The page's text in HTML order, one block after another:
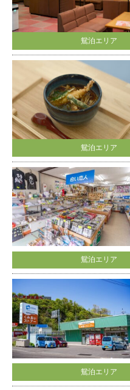
鴛泊エリア
鴛泊エリア
鴛泊エリア
鴛泊エリア